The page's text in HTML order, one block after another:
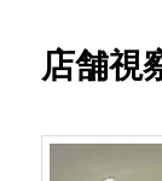
ゲ
ー
ン
店舗視